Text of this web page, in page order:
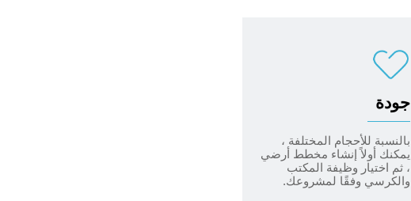
جودة
بالنسبة للأحجام المختلفة ،
يمكنك أولاً إنشاء مخطط أرضي
، ثم اختيار وظيفة المكتب
والكرسي وفقًا لمشروعك.